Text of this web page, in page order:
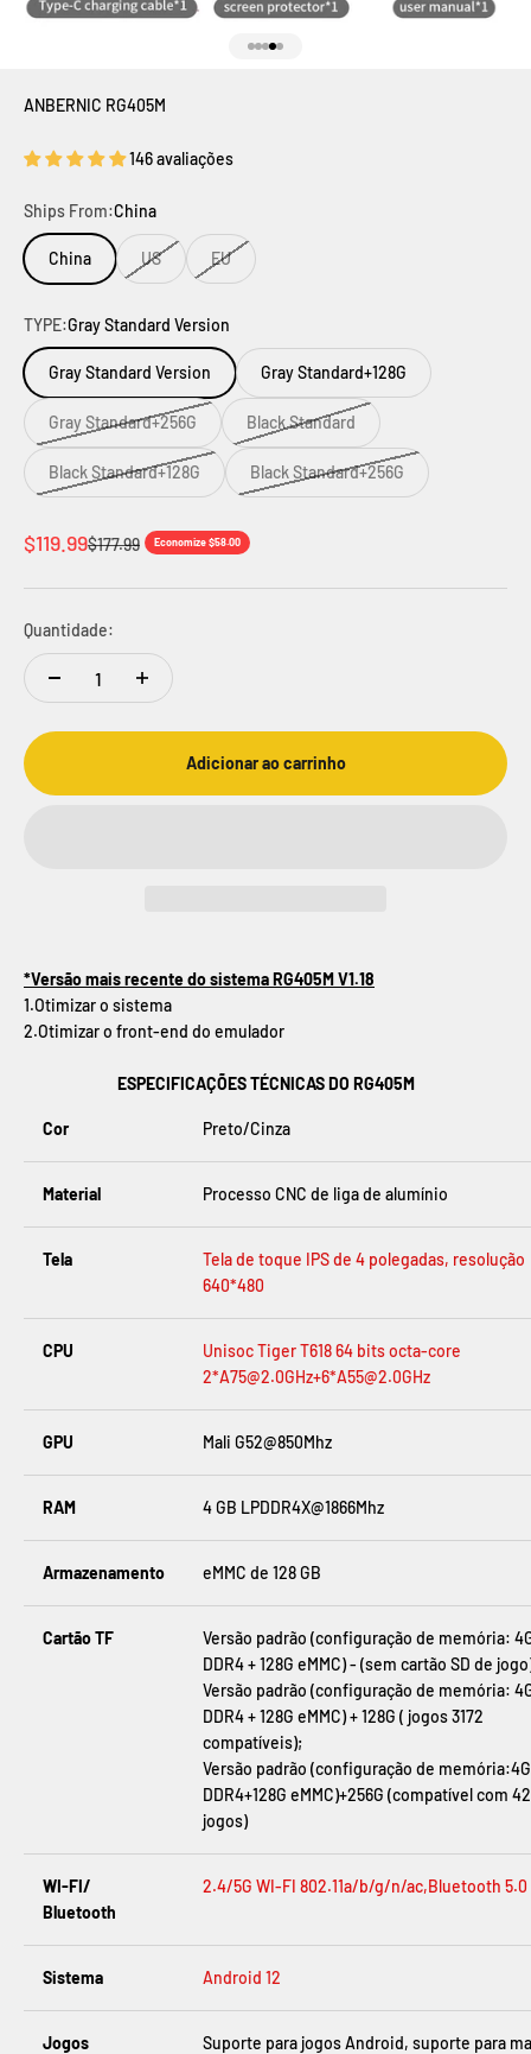
ANBERNIC RG405M
146 avaliações
Ships From:China
China US EU
TYPE:Gray Standard Version
Gray Standard Version Gray Standard+128G
Gray Standard+256G Black Standard
Black Standard+128G Black Standard+256G
Preço promocional
$119.99Preço normal
$177.99 Economize $58.00
Quantidade:
Adicionar ao carrinho
*Versão mais recente do sistema RG405M V1.18
1.Otimizar o sistema
2.Otimizar o front-end do emulador
ESPECIFICAÇÕES TÉCNICAS DO RG405M
Cor Preto/Cinza
Material Processo CNC de liga de alumínio
Tela
Tela de toque IPS de 4 polegadas, resolução
640*480
CPU
Unisoc Tiger T618 64 bits octa-core
2*A75@2.0GHz+6*A55@2.0GHz
GPU Mali G52@850Mhz
RAM 4 GB LPDDR4X@1866Mhz
Armazenamento eMMC de 128 GB
Cartão TF
Versão padrão (configuração de memória:
DDR4 + 128G eMMC) - (sem cartão SD de
Versão padrão (configuração de memória:
DDR4 + 128G eMMC) + 128G ( jogos 3172
compatíveis);
Versão padrão (configuração de memória:4G
DDR4+128G eMMC)+256G (compatível com
jogos)
WI-FI/
Bluetooth
2.4/5G WI-FI 802.11a/b/g/n/ac,Bluetooth 5.0
Sistema Android 12
Jogos
Suporte para jogos Android, suporte para